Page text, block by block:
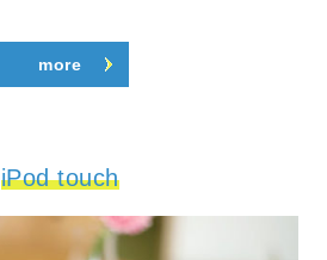
more
iPod touch